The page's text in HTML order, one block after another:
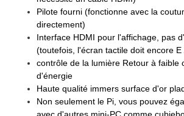
Pilote fourni (fonctionne avec la
directement)
Interface HDMI pour l'affichage, pas
(toutefois, l'écran tactile doit encore E
contrôle de la lumière Retour à faible
d'énergie
Haute qualité immers surface d'or
Non seulement le Pi, vous pouvez